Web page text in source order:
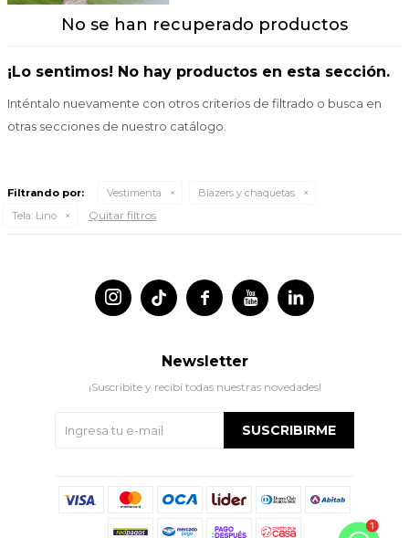
No se han recuperado productos
¡Lo sentimos! No hay productos en esta sección.
Inténtalo nuevamente con otros criterios de filtrado o busca en
otras secciones de nuestro catálogo.
Filtrando por: Vestimenta
Blazers y chaquetas
Tela: Lino Quitar filtros
 
 
Newsletter
¡Suscribite y recibí todas nuestras novedades!
SUSCRIBIRME